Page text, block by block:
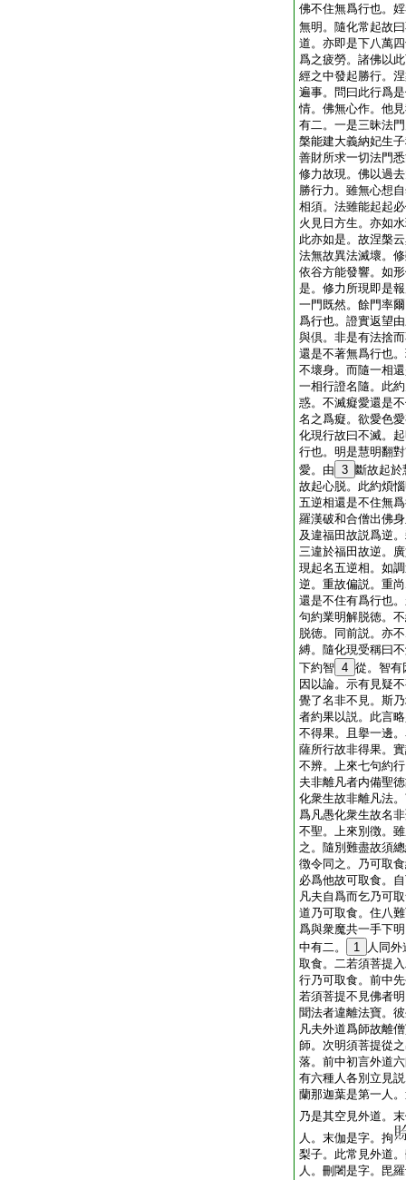
佛不住無爲行也。
無明。隨化常起故
道。亦即是下八萬
爲之疲勞。諸佛以
經之中發起勝行。
遍事。問曰此行爲
情。佛無心作。他
有二。一是三昧法
槃能建大義納妃生
善財所求一切法門
修力故現。佛以過
勝行力。雖無心想
相須。法雖能起起
火見日方生。亦如
此亦如是。故涅槃
法無故異法滅壞。
依谷方能發響。如
是。修力所現即是
一門既然。餘門率
爲行也。證實返望
與倶。非是有法捨
還是不著無爲行也
不壞身。而隨一相
一相行證名隨。此
惑。不滅癡愛還是
名之爲癡。欲愛色
化現行故曰不滅。
行也。明是慧明翻
愛。由 3 斷故起
故起心脱。此約煩
五逆相還是不住無
羅漢破和合僧出佛
及違福田故説爲逆
三違於福田故逆。
現起名五逆相。如
逆。重故偏説。重
還是不住有爲行也
句約業明解脱徳。
脱徳。同前説。亦
縛。隨化現受稱曰
下約智 4 從。智有
因以論。示有見疑
覺了名非不見。斯
者約果以説。此言
不得果。且擧一邊
薩所行故非得果。
不辨。上來七句約
夫非離凡者内備聖
化衆生故非離凡法
爲凡愚化衆生故名
不聖。上來別徴。
之。隨別難盡故須
徴令同之。乃可取
必爲他故可取食。
凡夫自爲而乞乃可
道乃可取食。住八
爲與衆魔共一手下
中有二。
1
人同
取食。二若須菩提
行乃可取食。前中
若須菩提不見佛者
聞法者違離法寶。
凡夫外道爲師故離
師。次明須菩提從
落。前中初言外道
有六種人各別立見
蘭那迦葉是第一人
乃是其空見外道。
人。末伽是字。拘
梨子。此常見外道
人。刪闍是字。毘